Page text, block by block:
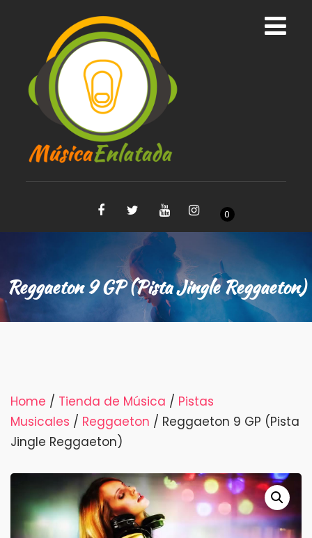
0
Reggaeton 9 GP (Pista Jingle Reggaeton)
Home / Tienda de Música / Pistas
Musicales / Reggaeton / Reggaeton 9 GP (Pista
Jingle Reggaeton)